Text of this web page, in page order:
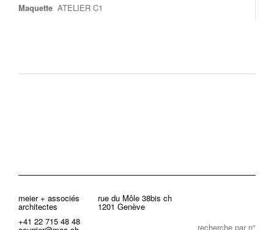
Maquette ATELIER C1
meier + associés
architectes
rue du Môle 38bis ch
1201 Genève
+41 22 715 48 48
recherche par n°